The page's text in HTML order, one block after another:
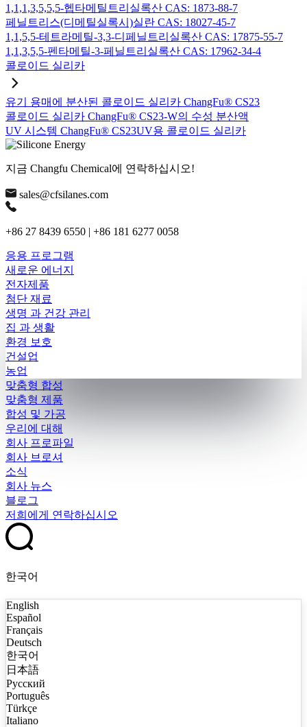
1,1,1,3,5,5,5-헵타메틸트리실록산 CAS: 1873-88-7
페닐트리스(디메틸실록시)실란 CAS: 18027-45-7
1,1,5,5-테트라메틸-3,3-디페닐트리실록산 CAS: 17875-55-7
1,1,3,5,5-펜타메틸-3-페닐트리실록산 CAS: 17962-34-4
콜로이드 실리카
유기 용매에 분산된 콜로이드 실리카 ChangFu® CS23
콜로이드 실리카 ChangFu® CS23-W의 수성 분산액
UV 시스템 ChangFu® CS23UV용 콜로이드 실리카
지금 Changfu Chemical에 연락하십시오!
sales@cfsilanes.com
+86 27 8439 6550 | +86 181 6277 0058
응용 프로그램
새로운 에너지
전자제품
첨단 재료
생명 과 건강 관리
집 과 생활
환경 보호
건설업
농업
맞춤형 합성
맞춤형 제품
합성 및 가공
우리에 대해
회사 프로파일
회사 브로셔
소식
회사 뉴스
블로그
저희에게 연락하십시오
한국어
English
Español
Français
Deutsch
한국어
日本語
Русский
Português
Türkçe
Italiano